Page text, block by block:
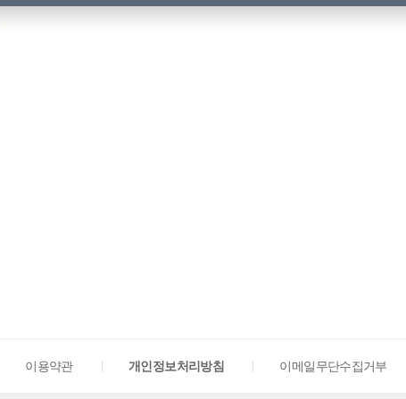
이용약관 개인정보처리방침 이메일무단수집거부